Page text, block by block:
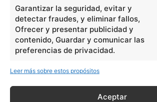
Garantizar la seguridad, evitar y
detectar fraudes, y eliminar fallos,
Ofrecer y presentar publicidad y
contenido, Guardar y comunicar las
preferencias de privacidad.
Leer más sobre estos propósitos
Aceptar
En Básico
Las formas del relieve y sus características
Números romanos
Ángulos agudo, obtuso, recto y...